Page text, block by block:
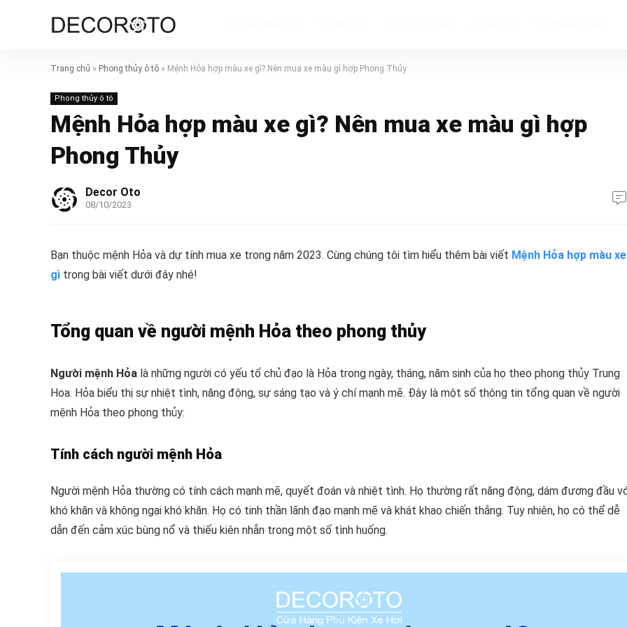
Trang chủ » Phong thủy ô tô » Mệnh Hỏa hợp màu xe gì? Nên mua xe màu gì hợp Phong Thủy
Phong thủy ô tô
Mệnh Hỏa hợp màu xe gì? Nên mua xe màu gì hợp
Phong Thủy
Decor Oto
08/10/2023
Bạn thuộc mệnh Hỏa và dự tính mua xe trong năm 2023. Cùng chúng tôi tìm hiểu thêm bài viết Mệnh Hỏa hợp màu xe
gì trong bài viết dưới đây nhé!
Tổng quan về người mệnh Hỏa theo phong thủy
Người mệnh Hỏa là những người có yếu tố chủ đạo là Hỏa trong ngày, tháng, năm sinh của họ theo phong thủy Trung
Hoa. Hỏa biểu thị sự nhiệt tình, năng động, sự sáng tạo và ý chí mạnh mẽ. Đây là một số thông tin tổng quan về người
mệnh Hỏa theo phong thủy:
Tính cách người mệnh Hỏa
Người mệnh Hỏa thường có tính cách mạnh mẽ, quyết đoán và nhiệt tình. Họ thường rất năng động, dám đương đầu
khó khăn và không ngại khó khăn. Họ có tinh thần lãnh đạo mạnh mẽ và khát khao chiến thắng. Tuy nhiên, họ có thể dễ
dẫn đến cảm xúc bùng nổ và thiếu kiên nhẫn trong một số tình huống.